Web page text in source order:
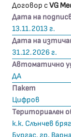
Договор сVG
Дата на
13.11.2013 г.
Дата на
31.12.2026 г.
Автоматично
ДА
Пакет
Цифров
Териториален
к.к. Слънчев